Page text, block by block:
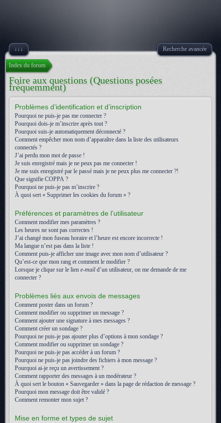
↓↓↓ Recherche avancée
Index du forum
Foire aux questions (Questions posées
fréquemment)
Problèmes d’identification et d’inscription
Pourquoi ne puis-je pas me connecter ?
Pourquoi dois-je m’inscrire après tout ?
Pourquoi suis-je automatiquement déconnecté ?
Comment empêcher mon nom d’apparaître dans la liste des utilisateurs
connectés ?
J’ai perdu mon mot de passe !
Je suis enregistré mais je ne peux pas me connecter !
Je me suis enregistré par le passé mais je ne peux plus me connecter ?!
Que signifie COPPA ?
Pourquoi ne puis-je pas m’inscrire ?
À quoi sert « Supprimer les cookies du forum » ?
Préférences et paramètres de l’utilisateur
Comment modifier mes paramètres ?
Les heures ne sont pas correctes !
J’ai changé mon fuseau horaire et l’heure est encore incorrecte !
Ma langue n’est pas dans la liste !
Comment puis-je afficher une image avec mon nom d’utilisateur ?
Qu’est-ce que mon rang et comment le modifier ?
Lorsque je clique sur le lien e-mail d’un utilisateur, on me demande de me
connecter ?
Problèmes liés aux envois de messages
Comment poster dans un forum ?
Comment modifier ou supprimer un message ?
Comment ajouter une signature à mes messages ?
Comment créer un sondage ?
Pourquoi ne puis-je pas ajouter plus d’options à mon sondage ?
Comment modifier ou supprimer un sondage ?
Pourquoi ne puis-je pas accéder à un forum ?
Pourquoi ne puis-je pas joindre des fichiers à mon message ?
Pourquoi ai-je reçu un avertissement ?
Comment rapporter des messages à un modérateur ?
À quoi sert le bouton « Sauvegarder » dans la page de rédaction de message ?
Pourquoi mon message doit être validé ?
Comment remonter mon sujet ?
Mise en forme et types de sujet